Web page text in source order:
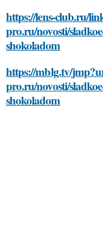
https://lens-club.ru/
pro.ru/novosti/
shokoladom
https://mblg.tv/
pro.ru/novosti/
shokoladom